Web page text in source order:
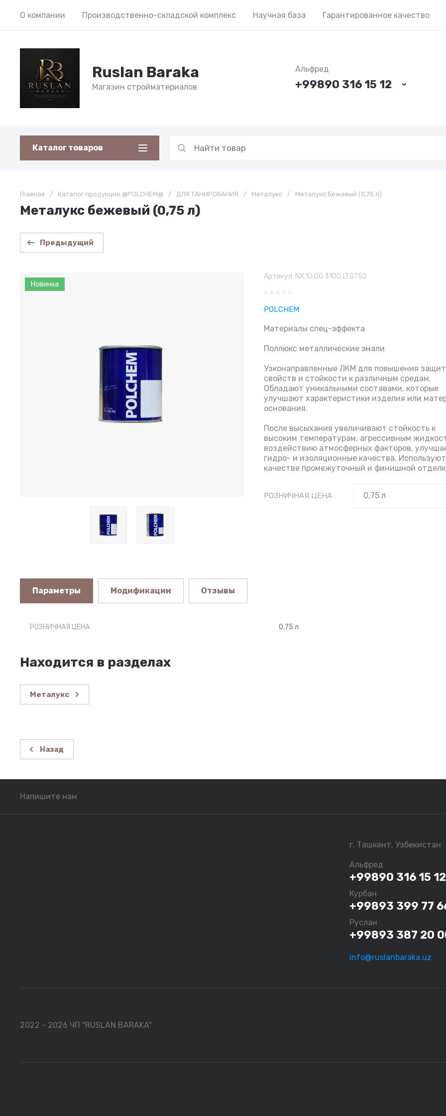
О компании Производственно-складской комплекс Научная база Гарантированное качество
Ruslan Baraka
Магазин стройматериалов
Альфред
+99890 316 15 12
Каталог товаров
Главная / Каталог продукции @POLCHEM@ / ДЛЯ ТАНИРОВАНИЯ / Металукс / Металукс бежевый (0,75 л)
Металукс бежевый (0,75 л)
Предыдущий
Новинка
Артикул: NX.10.00.3100.LT0750
POLCHEM
Материалы спец-эффекта
Поллюкс металлические эмали
Узконаправленные ЛКМ для повышения
свойств и стойкости к различным средам.
Обладают уникальными составами, которые
улучшают характеристики изделия или
основания.
После высыхания увеличивают стойкость к
высоким температурам, агрессивным
воздействию атмосферных факторов,
гидро- и изоляционные качества.
качестве промежуточный и финишной
РОЗНИЧНАЯ ЦЕНА
Параметры Модификации Отзывы
РОЗНИЧНАЯ ЦЕНА 0,75 л
Находится в разделах
Металукс
Назад
Напишите нам
г. Ташкент, Узбекистан
Альфред
+99890 316 15 12
Курбан
+99893 399 77
Руслан
+99893 387 20
info@ruslanbaraka.uz
2022 - 2026 ЧП "RUSLAN BARAKA"